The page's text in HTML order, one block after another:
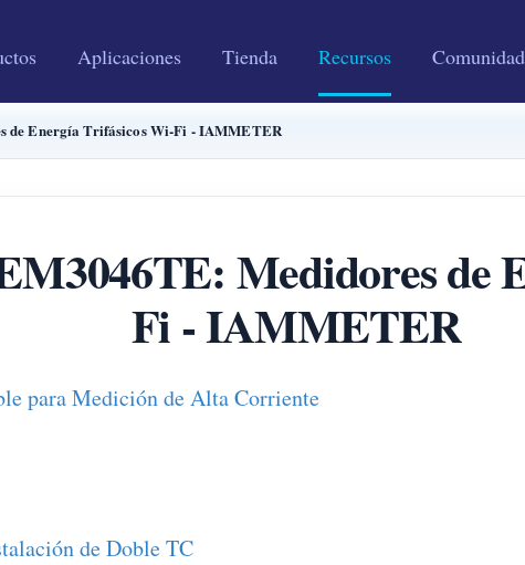
Aplicaciones Tienda Recursos Comunidad
de Energía Trifásicos Wi-Fi - IAMMETER
Medidores de
Fi - IAMMETER
para Medición de Alta Corriente
de Doble TC